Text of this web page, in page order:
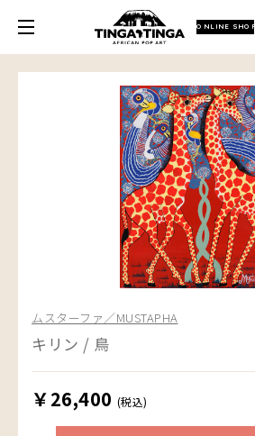
ONLINE SHOP
ムスターファ／MUSTAPHA
キリン / 鳥
￥26,400 (税込)